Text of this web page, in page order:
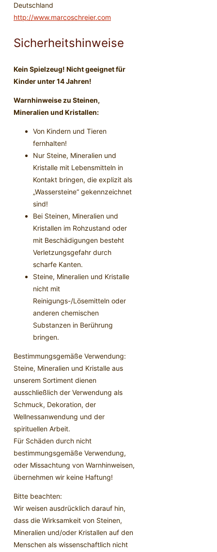
Deutschland
http://www.marcoschreier.com
Sicherheitshinweise
Kein Spielzeug! Nicht geeignet für
Kinder unter 14 Jahren!
Warnhinweise zu Steinen,
Mineralien und Kristallen:
Von Kindern und Tieren
fernhalten!
Nur Steine, Mineralien und
Kristalle mit Lebensmitteln in
Kontakt bringen, die explizit als
„Wassersteine“ gekennzeichnet
sind!
Bei Steinen, Mineralien und
Kristallen im Rohzustand oder
mit Beschädigungen besteht
Verletzungsgefahr durch
scharfe Kanten.
Steine, Mineralien und Kristalle
nicht mit
Reinigungs-/Lösemitteln oder
anderen chemischen
Substanzen in Berührung
bringen.
Bestimmungsgemäße Verwendung:
Steine, Mineralien und Kristalle aus
unserem Sortiment dienen
ausschließlich der Verwendung als
Schmuck, Dekoration, der
Wellnessanwendung und der
spirituellen Arbeit.
Für Schäden durch nicht
bestimmungsgemäße Verwendung,
oder Missachtung von Warnhinweisen,
übernehmen wir keine Haftung!
Bitte beachten:
Wir weisen ausdrücklich darauf hin,
dass die Wirksamkeit von Steinen,
Mineralien und/oder Kristallen auf den
Menschen als wissenschaftlich nicht